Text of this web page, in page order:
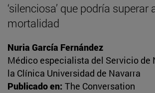
‘silenciosa’ que podría superar
mortalidad
Nuria García Fernández
Médico especialista del Servicio de
la Clínica Universidad de Navarra
Publicado en: The Conversation